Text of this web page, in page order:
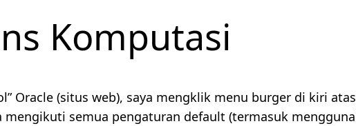
Komputasi
Oracle (situs web), saya mengklik menu burger di kiri
mengikuti semua pengaturan default (termasuk